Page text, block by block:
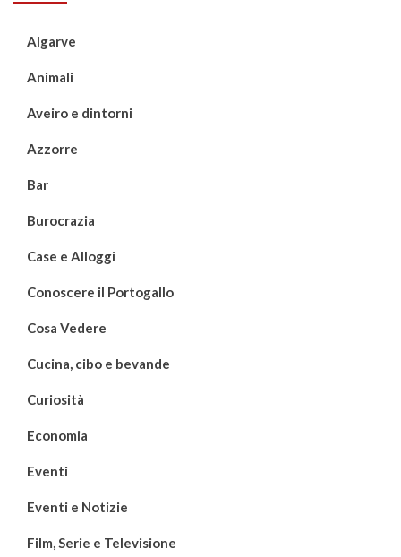
Algarve
Animali
Aveiro e dintorni
Azzorre
Bar
Burocrazia
Case e Alloggi
Conoscere il Portogallo
Cosa Vedere
Cucina, cibo e bevande
Curiosità
Economia
Eventi
Eventi e Notizie
Film, Serie e Televisione